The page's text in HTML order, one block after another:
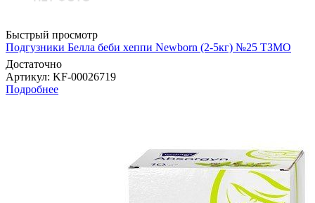
Быстрый просмотр
Подгузники Белла беби хеппи Newborn (2-5кг) №25 ТЗМО
Достаточно
Артикул: KF-00026719
Подробнее